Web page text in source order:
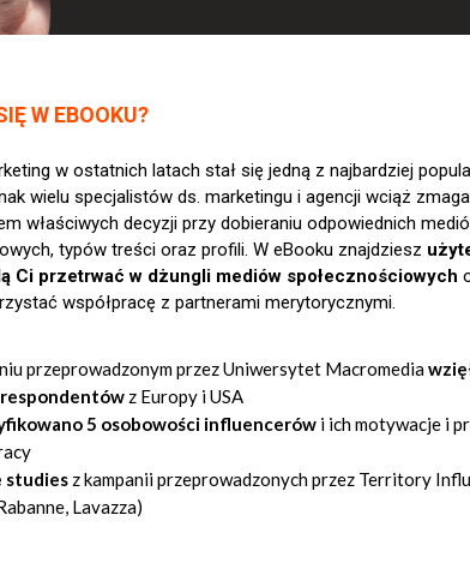
W EBOOKU?
w ostatnich latach stał się jedną z najbardziej
wielu specjalistów ds. marketingu i agencji wciąż
właściwych decyzji przy dobieraniu odpowiednich
typów treści oraz profili. W eBooku znajdziesz
Ci przetrwać w dżungli mediów społecznościowych
współpracę z partnerami merytorycznymi.
przeprowadzonym przez Uniwersytet Macromedia
z Europy i USA
5 osobowości influencerów i ich motywacje i
studies z kampanii przeprowadzonych przez Territory
Lavazza)